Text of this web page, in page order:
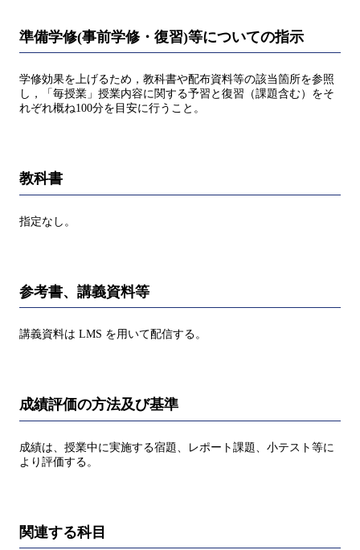
準備学修(事前学修・復習)等についての指示
学修効果を上げるため，教科書や配布資料等の該当箇所を参照
し，「毎授業」授業内容に関する予習と復習（課題含む）をそ
れぞれ概ね100分を目安に行うこと。
教科書
指定なし。
参考書、講義資料等
講義資料は LMS を用いて配信する。
成績評価の方法及び基準
成績は、授業中に実施する宿題、レポート課題、小テスト等に
より評価する。
関連する科目